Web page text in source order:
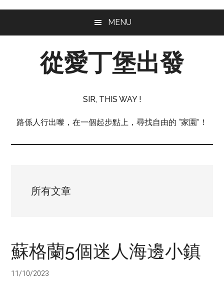
MENU
從愛丁堡出發
堡
發
SIR, THIS WAY !
路係人行出嚟，在一個起步點上，尋找自由的 “家園”！
所有文章
蘇格蘭5個迷人海邊小鎮
11/10/2023